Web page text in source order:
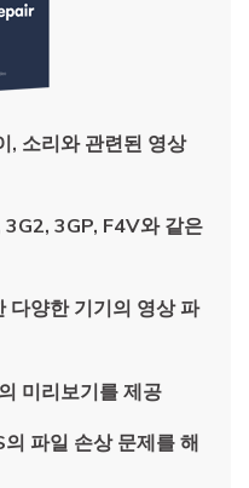
, 소리와 관련된 영상
3G2, 3GP, F4V와 같은
다양한 기기의 영상 파
미리보기를 제공
의 파일 손상 문제를 해